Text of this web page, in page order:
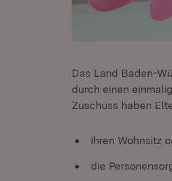
Das Land Baden-
durch einen
Zuschuss haben
ihren Wohnsitz
die